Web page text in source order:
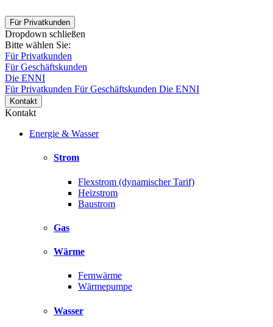
Für Privatkunden
Dropdown schließen
Bitte wählen Sie:
Für Privatkunden
Für Geschäftskunden
Die ENNI
Für Privatkunden Für Geschäftskunden Die ENNI
Kontakt
Kontakt
Energie & Wasser
Strom
Flexstrom (dynamischer Tarif)
Heizstrom
Baustrom
Gas
Wärme
Fernwärme
Wärmepumpe
Wasser